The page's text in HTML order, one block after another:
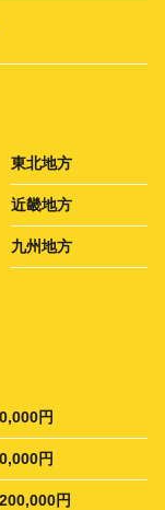
東北地方
近畿地方
九州地方
円
円
円